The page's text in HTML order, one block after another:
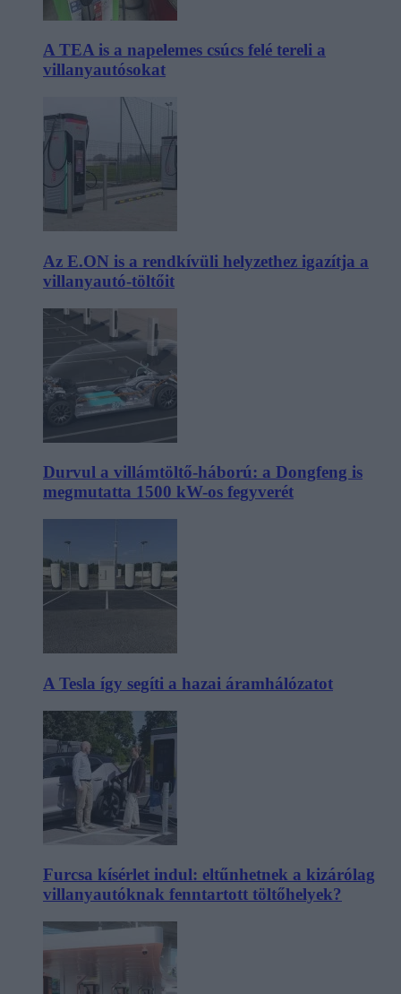
A TEA is a napelemes csúcs felé tereli a
villanyautósokat
Az E.ON is a rendkívüli helyzethez igazítja a
villanyautó-töltőit
Durvul a villámtöltő-háború: a Dongfeng is
megmutatta 1500 kW-os fegyverét
A Tesla így segíti a hazai áramhálózatot
Furcsa kísérlet indul: eltűnhetnek a kizárólag
villanyautóknak fenntartott töltőhelyek?